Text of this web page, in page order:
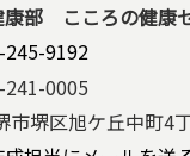
部 こころの健康
245-9192
241-0005
堺区旭ケ丘中町4